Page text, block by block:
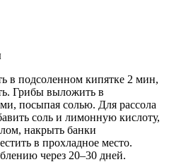
в подсоленном кипятке 2 мин,
Грибы выложить в
посыпая солью. Для рассола
соль и лимонную кислоту,
накрыть банки
в прохладное место.
через 20–30 дней.